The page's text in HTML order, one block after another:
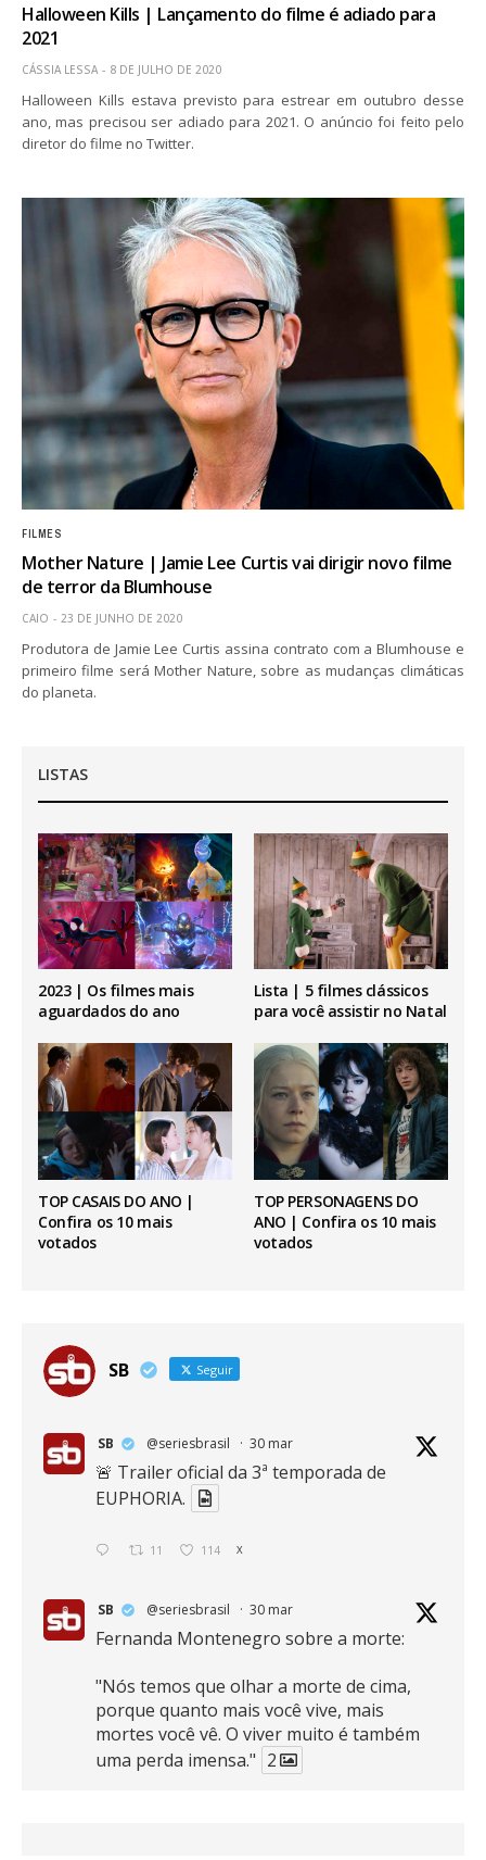
Halloween Kills | Lançamento do filme é adiado para
2021
CÁSSIA LESSA 8 DE JULHO DE 2020
Halloween Kills estava previsto para estrear em outubro desse
ano, mas precisou ser adiado para 2021. O anúncio foi feito pelo
diretor do filme no Twitter.
FILMES
Mother Nature | Jamie Lee Curtis vai dirigir novo filme
de terror da Blumhouse
CAIO 23 DE JUNHO DE 2020
Produtora de Jamie Lee Curtis assina contrato com a Blumhouse e
primeiro filme será Mother Nature, sobre as mudanças climáticas
do planeta.
LISTAS
2023 | Os filmes mais
aguardados do ano
Lista | 5 filmes clássicos
para você assistir no Natal
TOP CASAIS DO ANO |
Confira os 10 mais
votados
TOP PERSONAGENS DO
ANO | Confira os 10 mais
votados
SB Seguir
SB @seriesbrasil · 30 mar
🚨 Trailer oficial da 3ª temporada de
EUPHORIA.
11 114 X
SB @seriesbrasil · 30 mar
Fernanda Montenegro sobre a morte:
"Nós temos que olhar a morte de cima,
porque quanto mais você vive, mais
mortes você vê. O viver muito é também
uma perda imensa." 2